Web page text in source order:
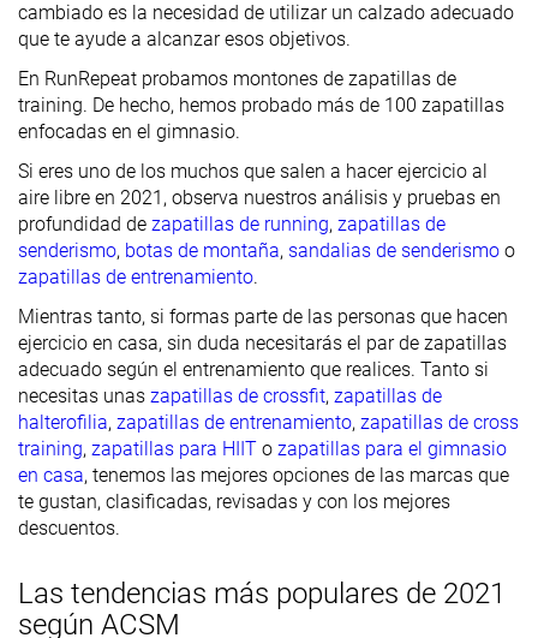
cambiado es la necesidad de utilizar un calzado adecuado
que te ayude a alcanzar esos objetivos.
En RunRepeat probamos montones de zapatillas de
training. De hecho, hemos probado más de 100 zapatillas
enfocadas en el gimnasio.
Si eres uno de los muchos que salen a hacer ejercicio al
aire libre en 2021, observa nuestros análisis y pruebas en
profundidad de zapatillas de running, zapatillas de
senderismo, botas de montaña, sandalias de senderismo o
zapatillas de entrenamiento.
Mientras tanto, si formas parte de las personas que hacen
ejercicio en casa, sin duda necesitarás el par de zapatillas
adecuado según el entrenamiento que realices. Tanto si
necesitas unas zapatillas de crossfit, zapatillas de
halterofilia, zapatillas de entrenamiento, zapatillas de cross
training, zapatillas para HIIT o zapatillas para el gimnasio
en casa, tenemos las mejores opciones de las marcas que
te gustan, clasificadas, revisadas y con los mejores
descuentos.
Las tendencias más populares de 2021
según ACSM